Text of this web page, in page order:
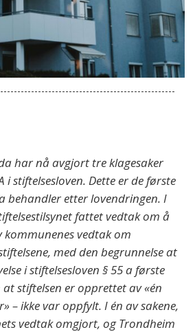
har nå avgjort tre klagesaker
stiftelsesloven. Dette er de første
behandler etter lovendringen. I
fattet vedtak om å
vedtak om
med den begrunnelse at
i stiftelsesloven § 55 a første
stiftelsen er opprettet av «én
– ikke var oppfylt. I én av sakene,
vedtak omgjort, og Trondheim